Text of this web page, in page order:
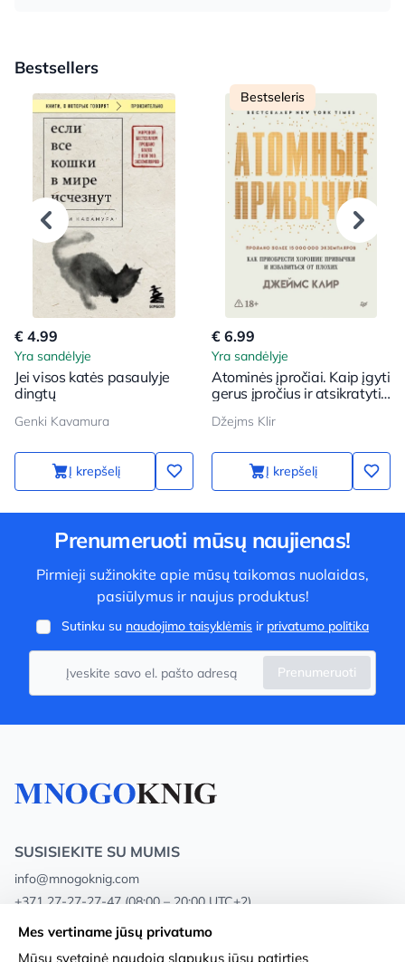
Bestsellers
€ 4.99
Yra sandėlyje
Jei visos katės pasaulyje
dingtų
Genki Kavamura
Į krepšelį
Bestseleris
€ 6.99
Yra sandėlyje
Atominės įpročiai. Kaip įgyti
gerus įpročius ir atsikratyti
Džejms Klir
Į krepšelį
Prenumeruoti mūsų naujienas!
Pirmieji sužinokite apie mūsų taikomas nuolaidas,
pasiūlymus ir naujus produktus!
Sutinku su naudojimo taisyklėmis ir privatumo politika
Prenumeruoti
SUSISIEKITE SU MUMIS
info@mnogoknig.com
+371 27-27-27-47 (08:00 – 20:00 UTC+2)
Rīga, Augusta Deglava 69d, LV-1082
Mes vertiname jūsų privatumo
Mūsų svetainė naudoja slapukus jūsų patirties